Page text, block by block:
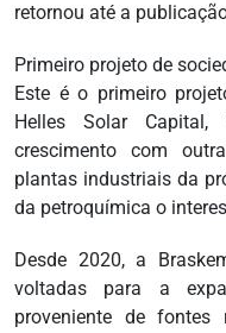
retornou até a
Primeiro projeto de
Este é o primeiro
Helles Solar Capital,
crescimento com
plantas industriais da
da petroquímica o
Desde 2020, a
voltadas para a
proveniente de fontes